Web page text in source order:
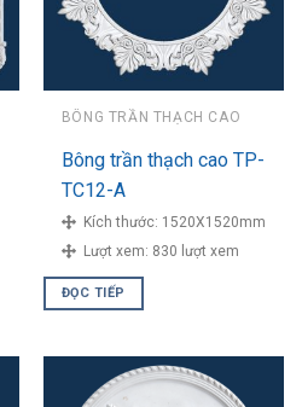
BÔNG TRẦN THẠCH CAO
Bông trần thạch cao TP-
TC12-A
Kích thước: 1520X1520mm
Lượt xem: 830 lượt xem
ĐỌC TIẾP